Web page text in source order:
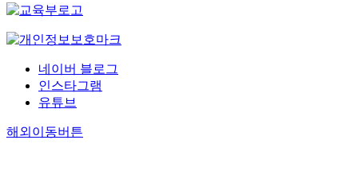
네이버 블로그
인스타그램
유튜브
해외이동버튼